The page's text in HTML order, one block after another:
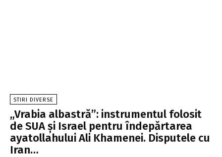
STIRI DIVERSE
„Vrabia albastră”: instrumentul folosit
de SUA și Israel pentru îndepărtarea
ayatollahului Ali Khamenei. Disputele cu
Iran…